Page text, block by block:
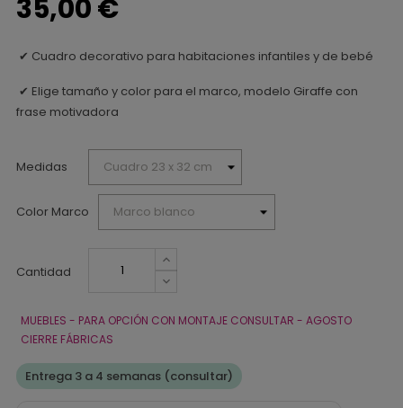
35,00 €
✔ Cuadro decorativo para habitaciones infantiles y de bebé
✔ Elige tamaño y color para el marco, modelo Giraffe con
frase motivadora
Medidas
Color Marco
Cantidad
MUEBLES - PARA OPCIÓN CON MONTAJE CONSULTAR - AGOSTO
CIERRE FÁBRICAS
Entrega 3 a 4 semanas (consultar)